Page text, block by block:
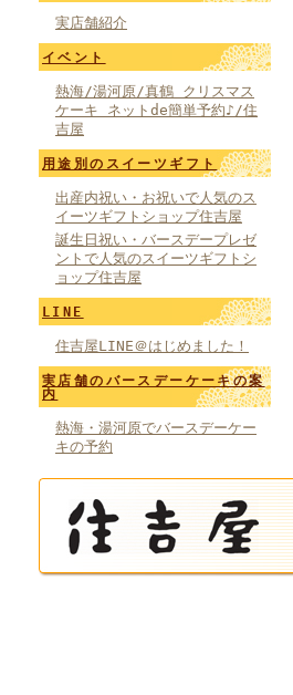
実店舗紹介
イベント
熱海/湯河原/真鶴 クリスマス
ケーキ ネットde簡単予約♪/住
吉屋
用途別のスイーツギフト
出産内祝い・お祝いで人気のス
イーツギフトショップ住吉屋
誕生日祝い・バースデープレゼ
ントで人気のスイーツギフトシ
ョップ住吉屋
LINE
住吉屋LINE＠はじめました！
実店舗のバースデーケーキの案
内
熱海・湯河原でバースデーケー
キの予約